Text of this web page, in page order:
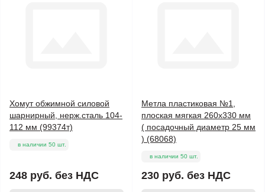
Хомут обжимной силовой
шарнирный, нерж.сталь 104-
112 мм (99374т)
в наличии 50 шт.
248 руб. без НДС
Метла пластиковая №1,
плоская мягкая 260х330 мм
( посадочный диаметр 25 мм
) (68068)
в наличии 50 шт.
230 руб. без НДС